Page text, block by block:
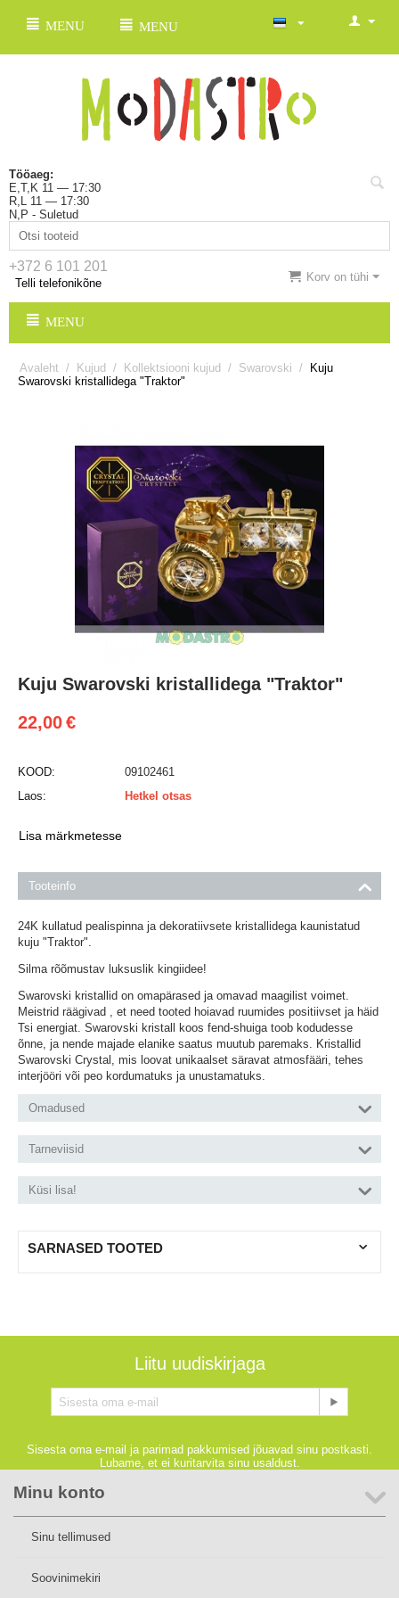
MENU MENU
Tööaeg:
E,T,K 11 — 17:30
R,L 11 — 17:30
N,P - Suletud
+372 6 101 201
Telli telefonikõne Korv on tühi
MENU
Avaleht / Kujud / Kollektsiooni kujud / Swarovski /
Kuju
Swarovski kristallidega "Traktor"
Kuju Swarovski kristallidega "Traktor"
22,00€
KOOD:
09102461
Laos:
Hetkel otsas
Lisa märkmetesse
Tooteinfo
24K kullatud pealispinna ja dekoratiivsete kristallidega kaunistatud
kuju "Traktor".
Silma rõõmustav luksuslik kingiidee!
Swarovski kristallid on omapärased ja omavad maagilist voimet.
Meistrid räägivad , et need tooted hoiavad ruumides positiivset ja häid
Tsi energiat. Swarovski kristall koos fend-shuiga toob kodudesse
õnne, ja nende majade elanike saatus muutub paremaks. Kristallid
Swarovski Crystal, mis loovat unikaalset säravat atmosfääri, tehes
interjööri või peo kordumatuks ja unustamatuks.
Omadused
Tarneviisid
Küsi lisa!
SARNASED TOOTED
Liitu uudiskirjaga
Sisesta oma e-mail ja parimad pakkumised jõuavad sinu postkasti.
Lubame, et ei kuritarvita sinu usaldust.
Minu konto
Sinu tellimused
Soovinimekiri